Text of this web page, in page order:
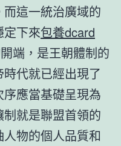
這一統治廣域的
定下來包養dcard
端，是王朝體制的
代就已經出現了
應當基礎呈現為
就是聯盟首領的
物的個人品質和